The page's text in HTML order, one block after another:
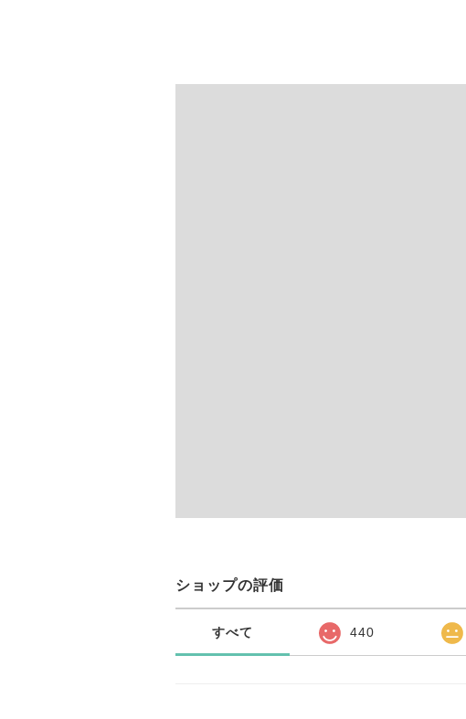
ショップの評価
すべて 440